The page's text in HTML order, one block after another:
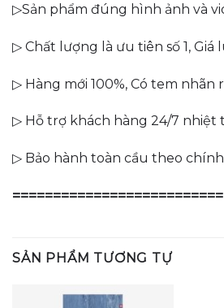
▷Sản phẩm đúng hình ảnh và
▷ Chất lượng là ưu tiên số 1,
▷ Hàng mới 100%, Có tem nhãn
▷ Hỗ trợ khách hàng 24/7 nhiệt
▷ Bảo hành toàn cầu theo
==========================
SẢN PHẨM TƯƠNG TỰ